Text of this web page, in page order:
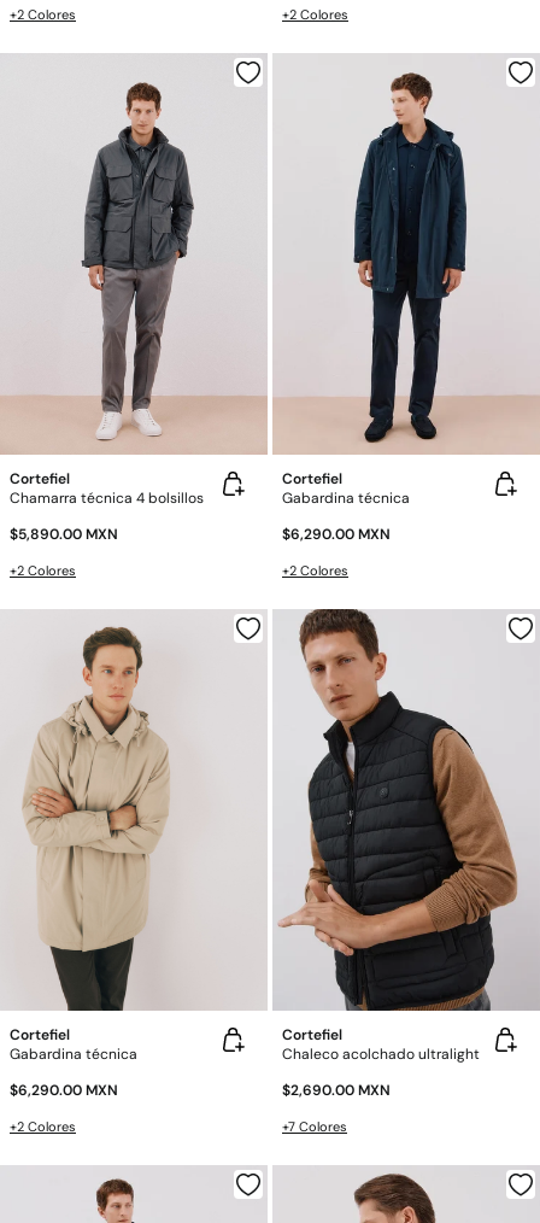
+2 Colores +2 Colores
Cortefiel
Chamarra técnica 4 bolsillos
$5,890.00 MXN
+2 Colores
Cortefiel
Gabardina técnica
$6,290.00 MXN
+2 Colores
Cortefiel
Gabardina técnica
$6,290.00 MXN
+2 Colores
Cortefiel
Chaleco acolchado ultralight
$2,690.00 MXN
+7 Colores